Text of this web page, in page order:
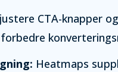
CTA-knapper
Heatmaps